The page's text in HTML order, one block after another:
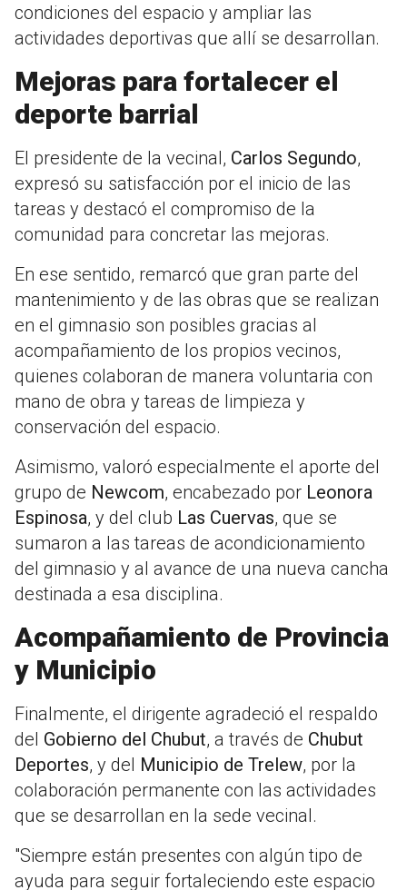
condiciones del espacio y ampliar las
actividades deportivas que allí se desarrollan.
Mejoras para fortalecer el
deporte barrial
El presidente de la vecinal, Carlos Segundo,
expresó su satisfacción por el inicio de las
tareas y destacó el compromiso de la
comunidad para concretar las mejoras.
En ese sentido, remarcó que gran parte del
mantenimiento y de las obras que se realizan
en el gimnasio son posibles gracias al
acompañamiento de los propios vecinos,
quienes colaboran de manera voluntaria con
mano de obra y tareas de limpieza y
conservación del espacio.
Asimismo, valoró especialmente el aporte del
grupo de Newcom, encabezado por Leonora
Espinosa, y del club Las Cuervas, que se
sumaron a las tareas de acondicionamiento
del gimnasio y al avance de una nueva cancha
destinada a esa disciplina.
Acompañamiento de Provincia
y Municipio
Finalmente, el dirigente agradeció el respaldo
del Gobierno del Chubut, a través de Chubut
Deportes, y del Municipio de Trelew, por la
colaboración permanente con las actividades
que se desarrollan en la sede vecinal.
"Siempre están presentes con algún tipo de
ayuda para seguir fortaleciendo este espacio